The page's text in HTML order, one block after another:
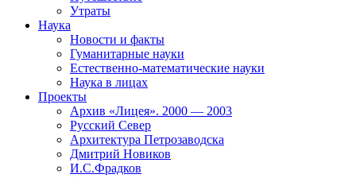
Утраты
Наука
Новости и факты
Гуманитарные науки
Естественно-математические науки
Наука в лицах
Проекты
Архив «Лицея». 2000 — 2003
Русский Север
Архитектура Петрозаводска
Дмитрий Новиков
И.С.Фрадков